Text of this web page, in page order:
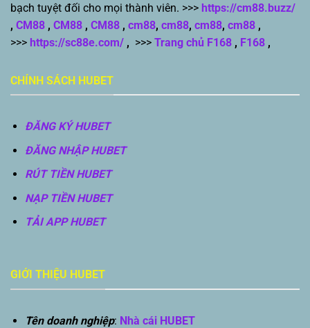
bạch tuyệt đối cho mọi thành viên. >>> https://cm88.buzz/
, CM88 , CM88 , CM88 , cm88, cm88, cm88, cm88 ,
>>> https://sc88e.com/ , >>> Trang chủ F168 , F168 ,
CHÍNH SÁCH HUBET
ĐĂNG KÝ HUBET
ĐĂNG NHẬP HUBET
RÚT TIỀN HUBET
NẠP TIỀN HUBET
TẢI APP HUBET
GIỚI THIỆU HUBET
Tên doanh nghiệp: Nhà cái HUBET